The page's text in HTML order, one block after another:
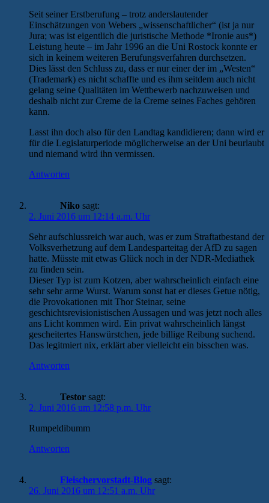
Seit seiner Erstberufung – trotz anderslautender
Einschätzungen von Webers „wissenschaftlicher“ (ist ja nur
Jura; was ist eigentlich die juristische Methode *Ironie aus*)
Leistung heute – im Jahr 1996 an die Uni Rostock konnte er
sich in keinem weiteren Berufungsverfahren durchsetzen.
Dies lässt den Schluss zu, dass er nur einer der im „Westen“
(Trademark) es nicht schaffte und es ihm seitdem auch nicht
gelang seine Qualitäten im Wettbewerb nachzuweisen und
deshalb nicht zur Creme de la Creme seines Faches gehören
kann.
Lasst ihn doch also für den Landtag kandidieren; dann wird er
für die Legislaturperiode möglicherweise an der Uni beurlaubt
und niemand wird ihn vermissen.
Antworten
Niko sagt:
2. Juni 2016 um 12:14 a.m. Uhr
Sehr aufschlussreich war auch, was er zum Straftatbestand der
Volksverhetzung auf dem Landesparteitag der AfD zu sagen
hatte. Müsste mit etwas Glück noch in der NDR-Mediathek
zu finden sein.
Dieser Typ ist zum Kotzen, aber wahrscheinlich einfach eine
sehr sehr arme Wurst. Warum sonst hat er dieses Getue nötig,
die Provokationen mit Thor Steinar, seine
geschichtsrevisionistischen Aussagen und was jetzt noch alles
ans Licht kommen wird. Ein privat wahrscheinlich längst
gescheitertes Hanswürstchen, jede billige Reibung suchend.
Das legitmiert nix, erklärt aber vielleicht ein bisschen was.
Antworten
Testor sagt:
2. Juni 2016 um 12:58 p.m. Uhr
Rumpeldibumm
Antworten
Fleischervorstadt-Blog sagt:
26. Juni 2016 um 12:51 a.m. Uhr